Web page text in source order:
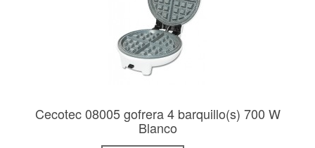
Cecotec 08005 gofrera 4 barquillo(s) 700 W
Blanco